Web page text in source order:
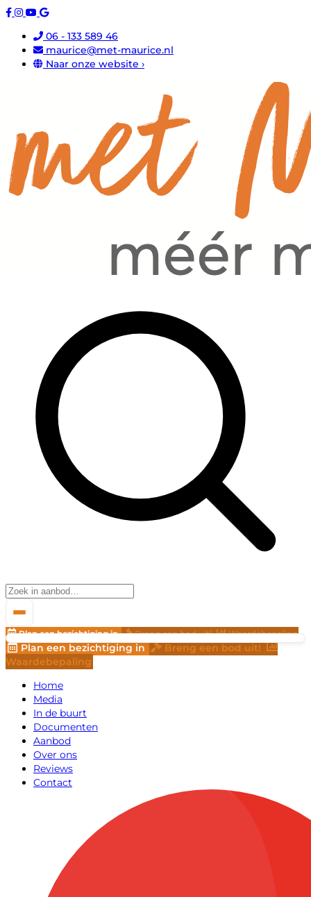
06 - 133 589 46
maurice@met-maurice.nl
Naar onze website ›
Plan een bezichtiging in Breng een bod uit! Waardebepaling
Plan een bezichtiging in
Breng een bod uit!
Waardebepaling
Home
Media
In de buurt
Documenten
Aanbod
Over ons
Reviews
Contact